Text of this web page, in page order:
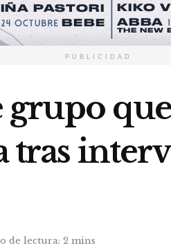
PUBLICIDAD
tras
de lectura: 2 mins